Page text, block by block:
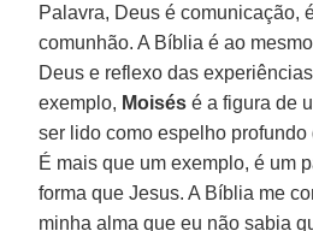
Palavra, Deus é comunicação,
comunhão. A Bíblia é ao
Deus e reflexo das
exemplo, Moisés é a figura de
ser lido como espelho profundo
É mais que um exemplo, é um
forma que Jesus. A Bíblia me
minha alma que eu não sabia